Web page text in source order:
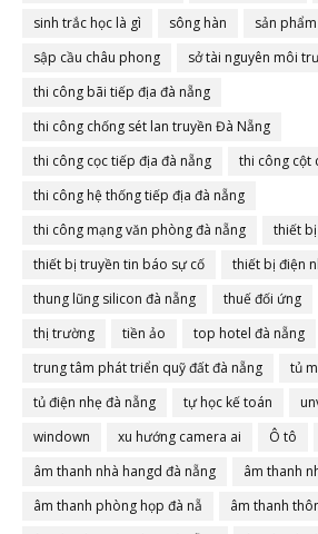
sinh trắc học là gì
sông hàn
sản
sập cầu châu phong
sở tài nguyên môi
thi công bãi tiếp địa đà nẵng
thi công chống sét lan truyền Đà Nẵng
thi công cọc tiếp địa đà nẵng
thi công cột
thi công hệ thống tiếp địa đà nẵng
thi công mạng văn phòng đà nẵng
thiết
thiết bị truyền tin báo sự cố
thiết bị điện
thung lũng silicon đà nẵng
thuế đối ứng
thị trường
tiền ảo top hotel đà nẵng
trung tâm phát triển quỹ đất đà nẵng
tủ
tủ điện nhẹ đà nẵng
tự học kế toán
windown
xu hướng camera ai Ô tô
âm thanh nhà hangd đà nẵng
âm thanh
âm thanh phòng họp đà nẵ
âm thanh